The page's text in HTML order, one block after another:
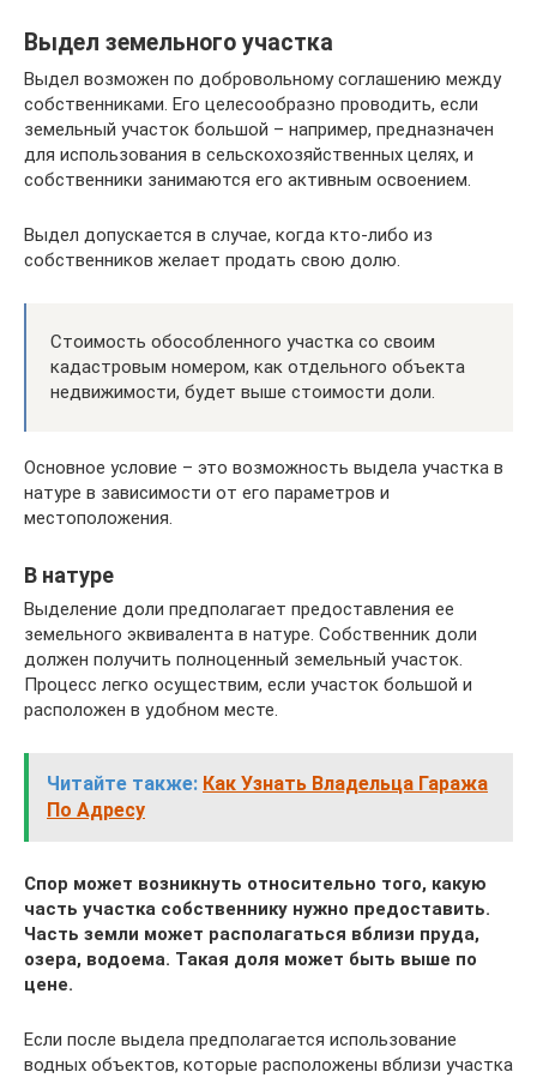
Выдел земельного участка
Выдел возможен по добровольному соглашению между
собственниками. Его целесообразно проводить, если
земельный участок большой – например, предназначен
для использования в сельскохозяйственных целях, и
собственники занимаются его активным освоением.
Выдел допускается в случае, когда кто-либо из
собственников желает продать свою долю.
Стоимость обособленного участка со своим
кадастровым номером, как отдельного объекта
недвижимости, будет выше стоимости доли.
Основное условие – это возможность выдела участка в
натуре в зависимости от его параметров и
местоположения.
В натуре
Выделение доли предполагает предоставления ее
земельного эквивалента в натуре. Собственник доли
должен получить полноценный земельный участок.
Процесс легко осуществим, если участок большой и
расположен в удобном месте.
Читайте также: Как Узнать Владельца Гаража
По Адресу
Спор может возникнуть относительно того, какую
часть участка собственнику нужно предоставить.
Часть земли может располагаться вблизи пруда,
озера, водоема. Такая доля может быть выше по
цене.
Если после выдела предполагается использование
водных объектов, которые расположены вблизи участка